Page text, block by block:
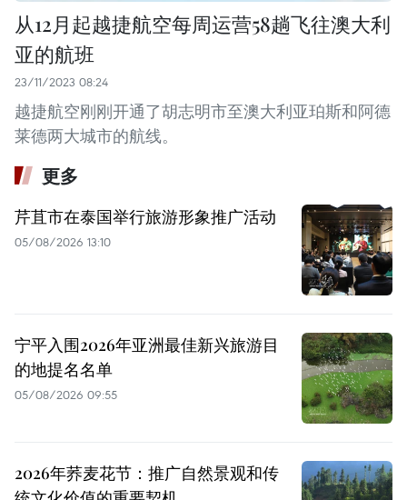
从12月起越捷航空每周运营58趟飞往澳大利
亚的航班
23/11/2023 08:24
越捷航空刚刚开通了胡志明市至澳大利亚珀斯和阿德
莱德两大城市的航线。
更多
芹苴市在泰国举行旅游形象推广活动
05/08/2026 13:10
宁平入围2026年亚洲最佳新兴旅游目
的地提名名单
05/08/2026 09:55
2026年荞麦花节：推广自然景观和传